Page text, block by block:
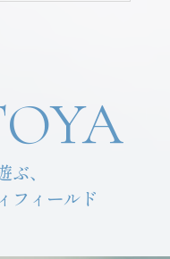
、
フィールド